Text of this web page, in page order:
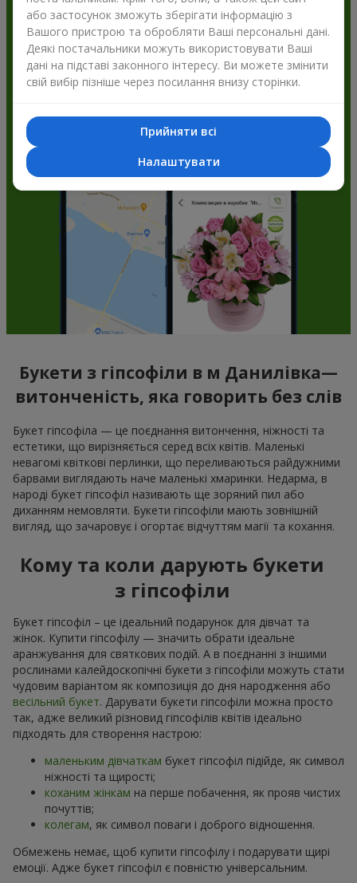
Flowers.ua і отримуйте бонуси
Букети з гіпсофіли в м Данилівка—
витонченість, яка говорить без слів
Букет гіпсофіла — це поєднання витончення, ніжності та
естетики, що вирізняється серед всіх квітів. Маленькі
невагомі квіткові перлинки, що переливаються райдужними
барвами виглядають наче маленькі хмаринки. Недарма, в
народі букет гіпсофіл називають ще зоряний пил або
диханням немовляти. Букети гіпсофіли мають зовнішній
вигляд, що зачаровує і огортає відчуттям магії та кохання.
Кому та коли дарують букети
з гіпсофіли
Букет гіпсофіл – це ідеальний подарунок для дівчат та
жінок. Купити гіпсофілу — значить обрати ідеальне
аранжування для святкових подій. А в поєднанні з іншими
рослинами калейдоскопічні букети з гіпсофіли можуть стати
чудовим варіантом як композиція до дня народження або
весільний букет. Дарувати букети гіпсофіли можна просто
так, адже великий різновид гіпсофілів квітів ідеально
підходять для створення настрою:
маленьким дівчаткам букет гіпсофіл підійде, як символ
ніжності та щирості;
коханим жінкам на перше побачення, як прояв чистих
почуттів;
колегам, як символ поваги і доброго відношення.
Обмежень немає, щоб купити гіпсофілу і подарувати щирі
емоції. Адже букет гіпсофіл є повністю універсальним.
або застосунок зможуть зберігати інформацію з
Вашого пристрою та обробляти Ваші персональні дані.
Деякі постачальники можуть використовувати Ваші
дані на підставі законного інтересу. Ви можете змінити
свій вибір пізніше через посилання внизу сторінки.
Прийняти всі
Налаштувати